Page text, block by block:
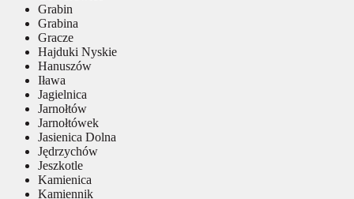
Grabin
Grabina
Gracze
Hajduki Nyskie
Hanuszów
Iława
Jagielnica
Jarnołtów
Jarnołtówek
Jasienica Dolna
Jędrzychów
Jeszkotle
Kamienica
Kamiennik